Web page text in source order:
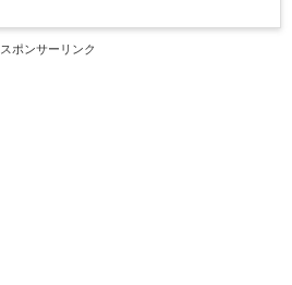
スポンサーリンク